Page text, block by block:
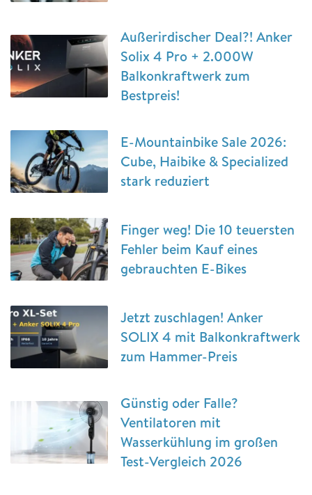
Außerirdischer Deal?! Anker
Solix 4 Pro + 2.000W
Balkonkraftwerk zum
Bestpreis!
E-Mountainbike Sale 2026:
Cube, Haibike & Specialized
stark reduziert
Finger weg! Die 10 teuersten
Fehler beim Kauf eines
gebrauchten E-Bikes
Jetzt zuschlagen! Anker
SOLIX 4 mit Balkonkraftwerk
zum Hammer-Preis
Günstig oder Falle?
Ventilatoren mit
Wasserkühlung im großen
Test-Vergleich 2026